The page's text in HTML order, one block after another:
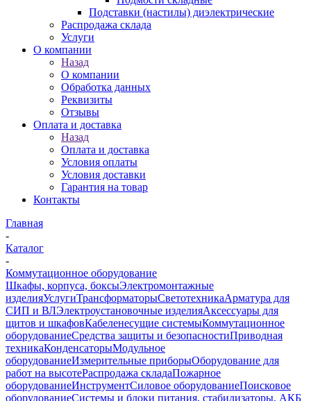
Подставки (настилы) диэлектрические
Распродажа склада
Услуги
О компании
Назад
О компании
Обработка данных
Реквизиты
Отзывы
Оплата и доставка
Назад
Оплата и доставка
Условия оплаты
Условия доставки
Гарантия на товар
Контакты
Главная
-
Каталог
-
Коммутационное оборудование
Шкафы, корпуса, боксыЭлектромонтажные
изделияУслугиТрансформаторыСветотехникаАрматура для
СИП и ВЛЭлектроустановочные изделияАксессуары для
щитов и шкафовКабеленесущие системыКоммутационное
оборудованиеСредства защиты и безопасностиПриводная
техникаКонденсаторыМодульное
оборудованиеИзмерительные приборыОборудование для
работ на высотеРаспродажа складаПожарное
оборудованиеИнструментСиловое оборудованиеПоисковое
оборудованиеСистемы и блоки питания, стабилизаторы, АКБ